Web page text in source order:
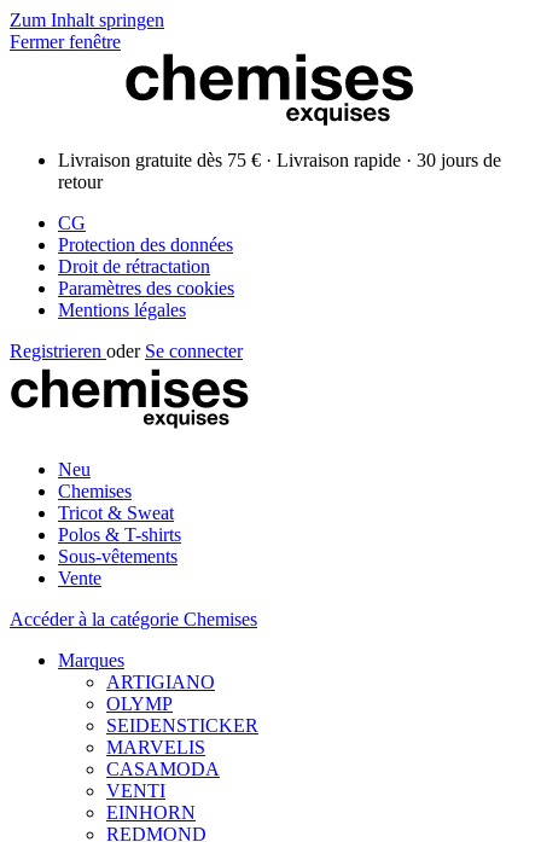
Zum Inhalt springen
Fermer fenêtre
Livraison gratuite dès 75 € · Livraison rapide · 30 jours de
retour
CG
Protection des données
Droit de rétractation
Paramètres des cookies
Mentions légales
Registrieren oder Se connecter
Neu
Chemises
Tricot & Sweat
Polos & T-shirts
Sous-vêtements
Vente
Accéder à la catégorie Chemises
Marques
ARTIGIANO
OLYMP
SEIDENSTICKER
MARVELIS
CASAMODA
VENTI
EINHORN
REDMOND